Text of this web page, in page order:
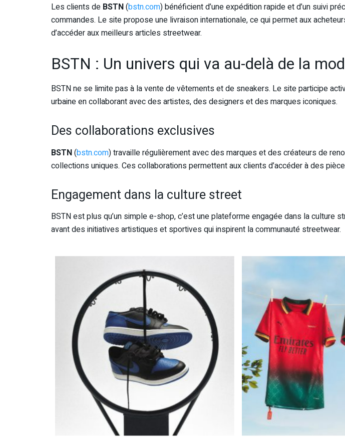
Les clients de BSTN(bstn.com) bénéficient d’une expédition rapide et d’un suivi
commandes. Le site propose une livraison internationale, ce qui permet aux
d’accéder aux meilleurs articles streetwear.
BSTN : Un univers qui va au-delà de la
BSTN ne se limite pas à la vente de vêtements et de sneakers. Le site participe
urbaine en collaborant avec des artistes, des designers et des marques iconiques.
Des collaborations exclusives
BSTN(bstn.com) travaille régulièrement avec des marques et des créateurs de
collections uniques. Ces collaborations permettent aux clients d’accéder à des
Engagement dans la culture street
BSTN est plus qu’un simple e-shop, c’est une plateforme engagée dans la culture
avant des initiatives artistiques et sportives qui inspirent la communauté streetwear.